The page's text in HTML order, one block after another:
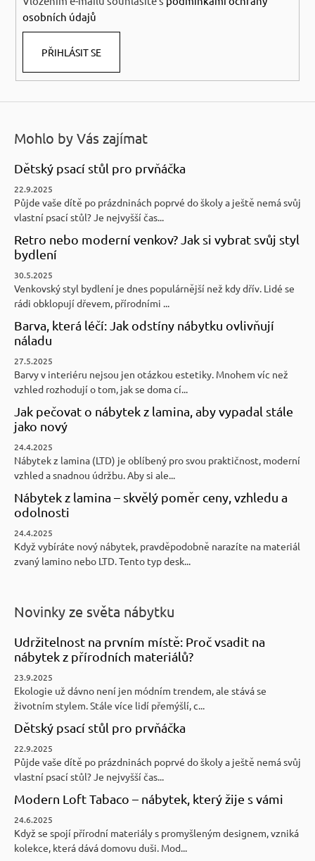
osobních údajů
PŘIHLÁSIT SE
Mohlo by Vás zajímat
Dětský psací stůl pro prvňáčka
22.9.2025
Půjde vaše dítě po prázdninách poprvé do školy a ještě nemá svůj
vlastní psací stůl? Je nejvyšší čas...
Retro nebo moderní venkov? Jak si vybrat svůj styl
bydlení
30.5.2025
Venkovský styl bydlení je dnes populárnější než kdy dřív. Lidé se
rádi obklopují dřevem, přírodními ...
Barva, která léčí: Jak odstíny nábytku ovlivňují
náladu
27.5.2025
Barvy v interiéru nejsou jen otázkou estetiky. Mnohem víc než
vzhled rozhodují o tom, jak se doma cí...
Jak pečovat o nábytek z lamina, aby vypadal stále
jako nový
24.4.2025
Nábytek z lamina (LTD) je oblíbený pro svou praktičnost, moderní
vzhled a snadnou údržbu. Aby si ale...
Nábytek z lamina – skvělý poměr ceny, vzhledu a
odolnosti
24.4.2025
Když vybíráte nový nábytek, pravděpodobně narazíte na materiál
zvaný lamino nebo LTD. Tento typ desk...
Novinky ze světa nábytku
Udržitelnost na prvním místě: Proč vsadit na
nábytek z přírodních materiálů?
23.9.2025
Ekologie už dávno není jen módním trendem, ale stává se
životním stylem. Stále více lidí přemýšlí, c...
Dětský psací stůl pro prvňáčka
22.9.2025
Půjde vaše dítě po prázdninách poprvé do školy a ještě nemá svůj
vlastní psací stůl? Je nejvyšší čas...
Modern Loft Tabaco – nábytek, který žije s vámi
24.6.2025
Když se spojí přírodní materiály s promyšleným designem, vzniká
kolekce, která dává domovu duši. Mod...